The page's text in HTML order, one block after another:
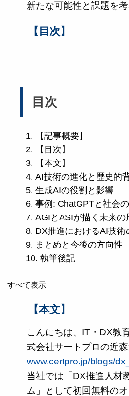
新たな可能性と課題を考
【目次】
目次
【記事概要】
【目次】
【本文】
AI技術の進化と歴史的
生成AIの役割と影響
事例: ChatGPTと社会
AGIとASIが描く未来の
DX推進におけるAI技術
まとめと今後の方向性
執筆後記
すべて表示
【本文】
こんにちは、IT・DX教
式会社サートプロの近森
www.certpro.jp/blogs/
当社では「DX推進人材
ム」として初回無料の